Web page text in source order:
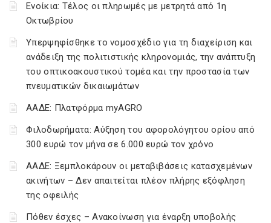
Ενοίκια: Τέλος οι πληρωμές με μετρητά από 1η
Οκτωβρίου
Υπερψηφίσθηκε το νομοσχέδιο για τη διαχείριση και
ανάδειξη της πολιτιστικής κληρονομιάς, την ανάπτυξη
του οπτικοακουστικού τομέα και την προστασία των
πνευματικών δικαιωμάτων
ΑΑΔΕ: Πλατφόρμα myAGRO
Φιλοδωρήματα: Αύξηση του αφορολόγητου ορίου από
300 ευρώ τον μήνα σε 6.000 ευρώ τον χρόνο
ΑΑΔΕ: Ξεμπλοκάρουν οι μεταβιβάσεις κατασχεμένων
ακινήτων – Δεν απαιτείται πλέον πλήρης εξόφληση
της οφειλής
Πόθεν έσχες – Ανακοίνωση για έναρξη υποβολής